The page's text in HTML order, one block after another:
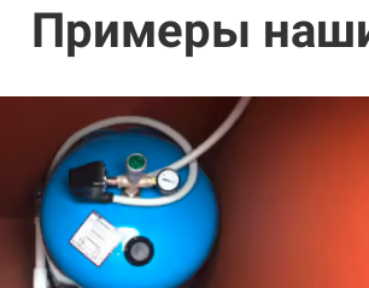
Примеры